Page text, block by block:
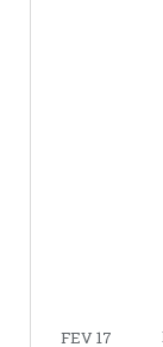
FEV 17